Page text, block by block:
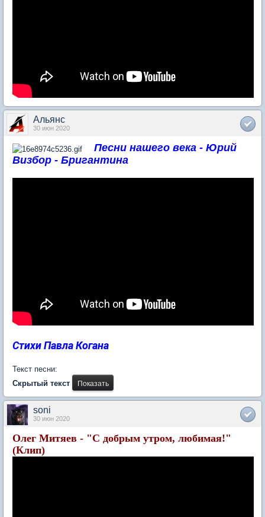
Альянс
30 июн 2020
Песни нашего века - Юрий
Визбор - Бригантина
Стихи Павла Когана
Текст песни:
Скрытый текст
soni
30 июн 2020
Олег Митяев - "С добрым утром, любимая!"
(Клип)